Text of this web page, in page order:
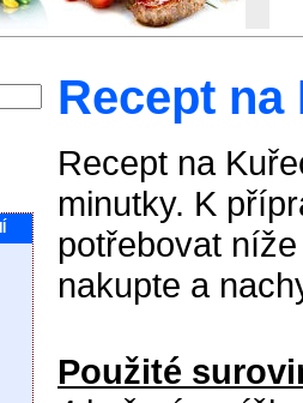
Recept
Recept na
minutky. K
potřebovat
nakupte a
Použité